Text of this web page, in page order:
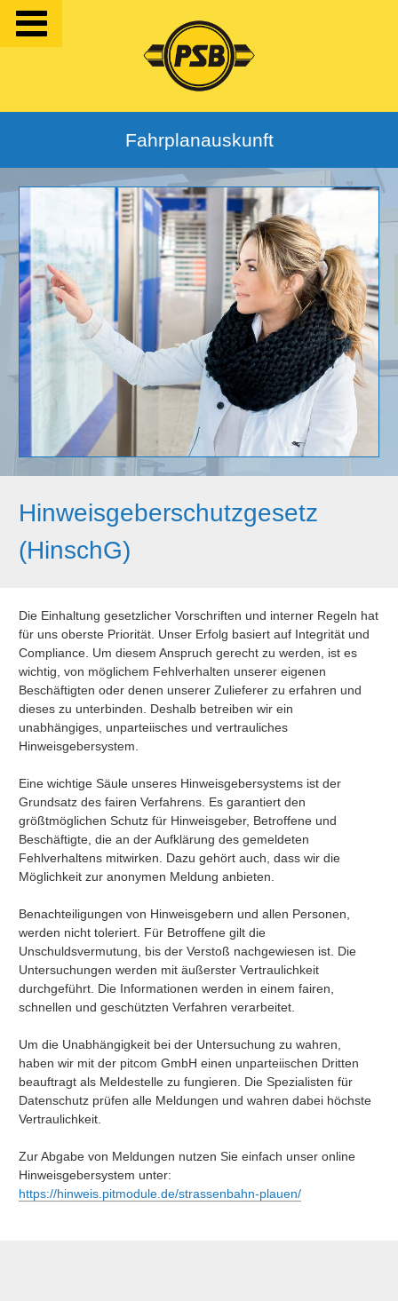
Fahrplanauskunft
Hinweisgeberschutzgesetz
(HinschG)
Die Einhaltung gesetzlicher Vorschriften und interner Regeln hat
für uns oberste Priorität. Unser Erfolg basiert auf Integrität und
Compliance. Um diesem Anspruch gerecht zu werden, ist es
wichtig, von möglichem Fehlverhalten unserer eigenen
Beschäftigten oder denen unserer Zulieferer zu erfahren und
dieses zu unterbinden. Deshalb betreiben wir ein
unabhängiges, unparteiisches und vertrauliches
Hinweisgebersystem.
Eine wichtige Säule unseres Hinweisgebersystems ist der
Grundsatz des fairen Verfahrens. Es garantiert den
größtmöglichen Schutz für Hinweisgeber, Betroffene und
Beschäftigte, die an der Aufklärung des gemeldeten
Fehlverhaltens mitwirken. Dazu gehört auch, dass wir die
Möglichkeit zur anonymen Meldung anbieten.
Benachteiligungen von Hinweisgebern und allen Personen,
werden nicht toleriert. Für Betroffene gilt die
Unschuldsvermutung, bis der Verstoß nachgewiesen ist. Die
Untersuchungen werden mit äußerster Vertraulichkeit
durchgeführt. Die Informationen werden in einem fairen,
schnellen und geschützten Verfahren verarbeitet.
Um die Unabhängigkeit bei der Untersuchung zu wahren,
haben wir mit der pitcom GmbH einen unparteiischen Dritten
beauftragt als Meldestelle zu fungieren. Die Spezialisten für
Datenschutz prüfen alle Meldungen und wahren dabei höchste
Vertraulichkeit.
Zur Abgabe von Meldungen nutzen Sie einfach unser online
Hinweisgebersystem unter:
https://hinweis.pitmodule.de/strassenbahn-plauen/